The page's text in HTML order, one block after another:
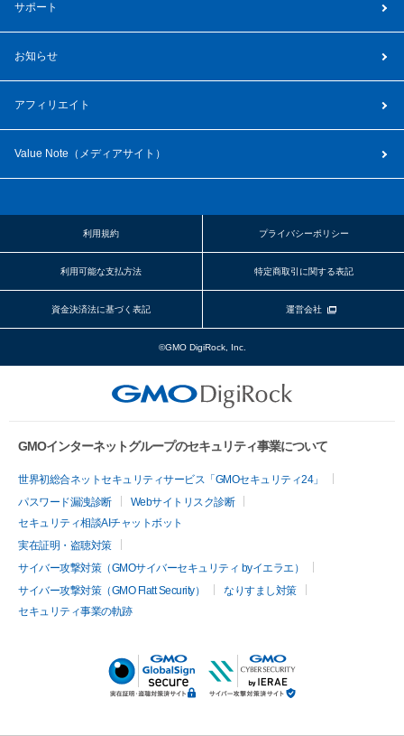
サポート
お知らせ
アフィリエイト
Value Note（ メディアサイト ）
利用規約 プライバシーポリシー
利用可能な支払方法 特定商取引に関する表記
資金決済法に基づく表記 運営会社
©GMO DigiRock, Inc.
GMOインターネットグループのセキュリティ事業について
世界初総合ネットセキュリティサービス「GMOセキュリティ24」
パスワード漏洩診断
Webサイトリスク診断
セキュリティ相談AIチャットボット
実在証明・盗聴対策
サイバー攻撃対策（GMOサイバーセキュリティ byイエラエ）
サイバー攻撃対策（GMO Flatt Security）
なりすまし対策
セキュリティ事業の軌跡